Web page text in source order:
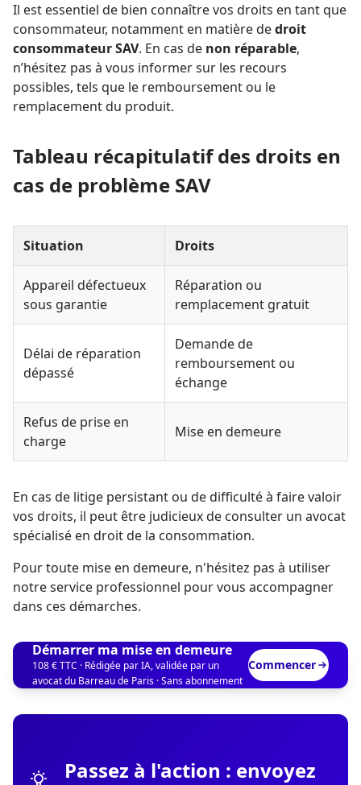
Il est essentiel de bien connaître vos droits en tant que
consommateur, notamment en matière dedroit
consommateur SAV. En cas de non réparable,
n’hésitez pas à vous informer sur les recours
possibles, tels que le remboursement ou le
remplacement du produit.
Tableau récapitulatif des droits en
cas de problème SAV
Situation Droits
Appareil défectueux
sous garantie
Réparation ou
remplacement gratuit
Délai de réparation
dépassé
Demande de
remboursement ou
échange
Refus de prise en
charge
Mise en demeure
En cas de litige persistant ou de difficulté à faire valoir
vos droits, il peut être judicieux de consulter un avocat
spécialisé en droit de la consommation.
Pour toute mise en demeure, n'hésitez pas à utiliser
notre service professionnel pour vous accompagner
dans ces démarches.
Démarrer ma mise en demeure
108 € TTC · Rédigée par IA, validée par un
avocat du Barreau de Paris · Sans abonnement
Commencer
Passez à l'action : envoyez